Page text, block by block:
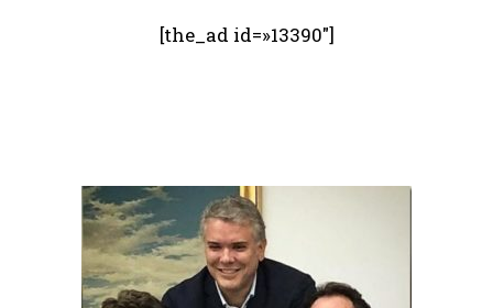
[the_ad id=»13390″]